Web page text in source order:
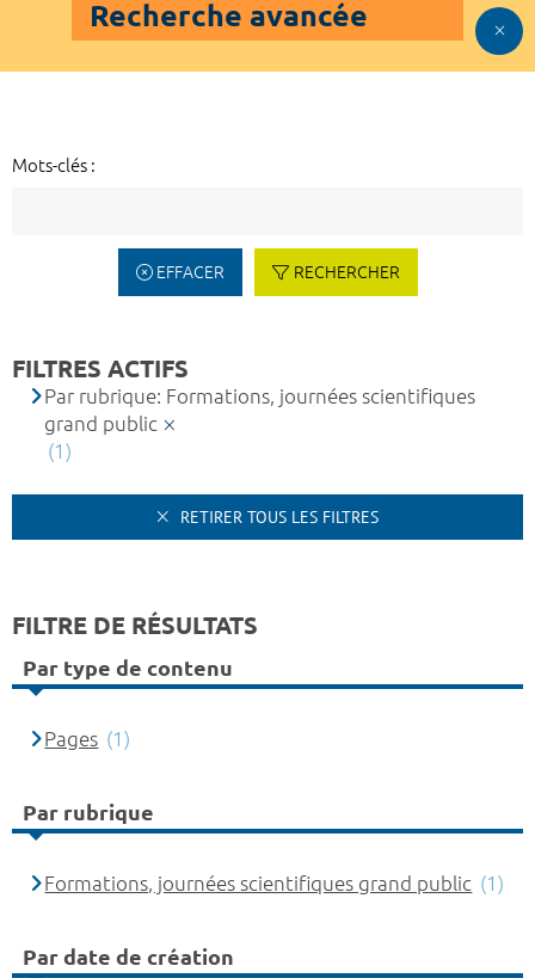
Recherche avancée
Mots-clés :
EFFACER RECHERCHER
FILTRES ACTIFS
Par rubrique: Formations, journées scientifiques
grand public
(1)
RETIRER TOUS LES FILTRES
FILTRE DE RÉSULTATS
Par type de contenu
Pages (1)
Par rubrique
Formations, journées scientifiques grand public (1)
Par date de création